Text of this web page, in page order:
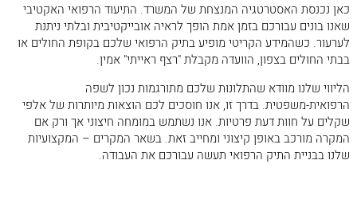
כאן נכנסת האסטרטגיה המנצחת של המשרד. התיעוד הרפואי האקטיבי
שאנו בונים עבורכם בזמן אמת הופך לראיה אובייקטיבית ובלתי ניתנת
לערעור. כשהמידע הקריטי מופיע בתיק הרפואי שלכם בקופת החולים או
בבתי החולים בצפון, הוועדה מקבלת "רצף ראייתי" אמין.
הליווי שלנו מוודא שהתלונות שלכם מתורגמות נכון לשפה
הרפואית-משפטית. בדרך זו, אנו חוסכים לכם הוצאות מיותרות של אלפי
שקלים על חוות דעת פרטיות. אנו נשתמש במומחה חיצוני אך ורק אם
המקרה מורכב באופן קיצוני ומחייב זאת. בשאר המקרים – המקצועיות
שלנו בבניית התיק הרפואי תעשה עבורכם את העבודה.